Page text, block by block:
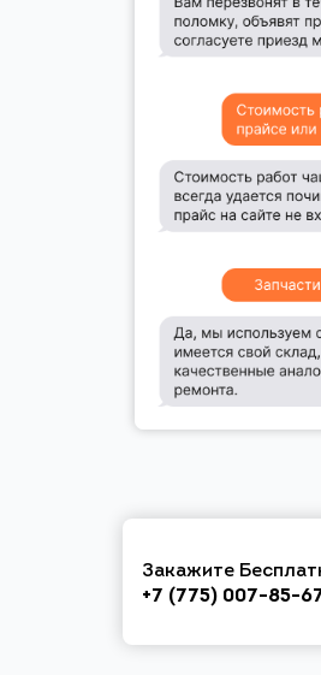
Закажите
+7 (775) 007-85-